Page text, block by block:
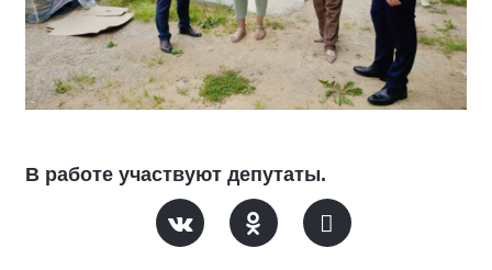
В работе участвуют депутаты.